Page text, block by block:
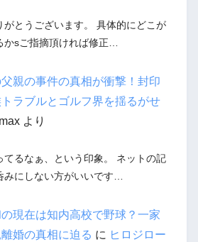
がとうございます。 具体的にどこが
かsご指摘頂ければ修正…
親の事件の真相が衝撃！封印
ラブルとゴルフ界を揺るがせ
より
てるなぁ、という印象。 ネットの記
みにしない方がいいです…
現在は知内高校で野球？一家
婚の真相に迫る に ヒロジロー